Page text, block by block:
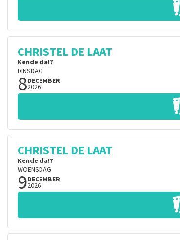
CHRISTEL DE LAAT
Kende da!?
DINSDAG
8DECEMBER
2026
CHRISTEL DE LAAT
Kende da!?
WOENSDAG
9DECEMBER
2026